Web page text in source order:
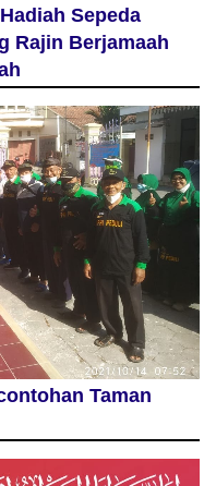
Sepeda
Rajin Berjamaah
Taman